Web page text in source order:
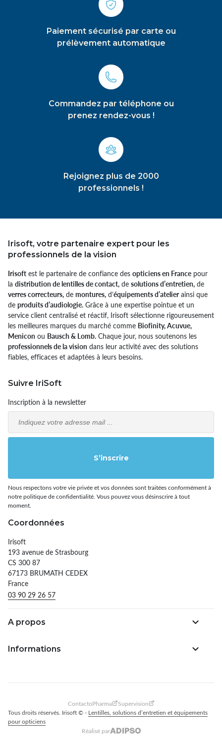
Paiement sécurisé par carte ou
prélèvement automatique
Commandez par téléphone ou
prenez rendez-vous !
Rejoignez plus de 2000
professionnels !
Irisoft, votre partenaire expert pour les
professionnels de la vision
Irisoft est le partenaire de confiance des opticiens en France pour
la distribution de lentilles de contact, de solutions d’entretien, de
verres correcteurs, de montures, d’équipements d’atelierainsi que
de produits d’audiologie. Grâce à une expertise pointue et un
service client centralisé et réactif, Irisoft sélectionne rigoureusement
les meilleures marques du marché comme Biofinity, Acuvue,
Menicon ou Bausch & Lomb. Chaque jour, nous soutenons les
professionnels de la vision dans leur activité avec des solutions
fiables, efficaces et adaptées à leurs besoins.
Suivre IriSoft
Inscription à la newsletter
Email
S’inscrire
Nous respectons votre vie privée et vos données sont traitées conformément à
notre politique de confidentialité. Vous pouvez vous désinscrire à tout
moment.
Coordonnées
Irisoft
193 avenue de Strasbourg
CS 300 87
67173 BRUMATH CEDEX
France
03 90 29 26 57
A propos
Informations
ContactoPharma
Supervision
Tous droits réservés. Irisoft © - Lentilles, solutions d’entretien et équipements
pour opticiens
Réalisé par
Adipso